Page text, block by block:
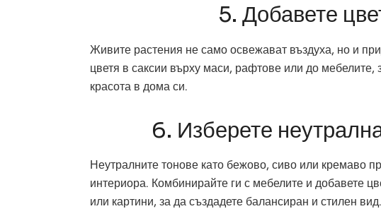
5. Добавете
Живите растения не само освежават въздуха, но и
цветя в саксии върху маси, рафтове или до мебелите,
красота в дома си.
6. Изберете
Неутралните тонове като бежово, сиво или кремаво
интериора. Комбинирайте ги с мебелите и добавете
или картини, за да създадете балансиран и стилен вид.